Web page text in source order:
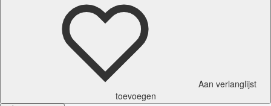
Aan verlanglijst
toevoegen